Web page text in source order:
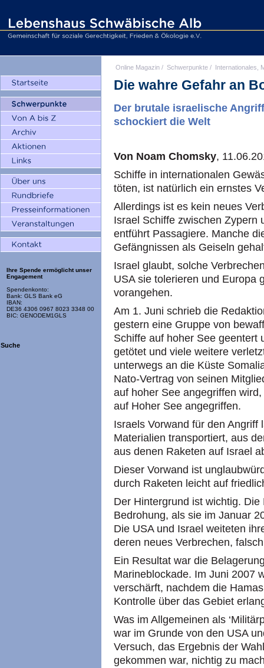
Ihre Spende ermöglicht unser
Engagement
Spendenkonto:
Bank: GLS Bank eG
IBAN:
DE36 4306 0967 8023 3348 00
BIC: GENODEM1GLS
Suche
Online Magazin / Schwerpunkte / Internationales,
Die wahre Gefahr an
Der brutale israelische
schockiert die Welt
Von Noam Chomsky,
Schiffe in internationalen
töten, ist natürlich ein ernstes
Allerdings ist es kein neues
Israel Schiffe zwischen Zypern
entführt Passagiere. Manche
Gefängnissen als Geiseln
Israel glaubt, solche
USA sie tolerieren und Europa
vorangehen.
Am 1. Juni schrieb die
gestern eine Gruppe von
Schiffe auf hoher See geentert
getötet und viele weitere
unterwegs an die Küste
Nato-Vertrag von seinen
auf hoher See angegriffen
auf Hoher See angegriffen.
Israels Vorwand für den
Materialien transportiert, aus
aus denen Raketen auf Israel
Dieser Vorwand ist
durch Raketen leicht auf
Der Hintergrund ist wichtig.
Bedrohung, als sie im Januar
Die USA und Israel weiteten
deren neues Verbrechen,
Ein Resultat war die
Marineblockade. Im Juni 2007
verschärft, nachdem die
Kontrolle über das Gebiet
Was im Allgemeinen als
war im Grunde von den USA
Versuch, das Ergebnis der
gekommen war, nichtig zu